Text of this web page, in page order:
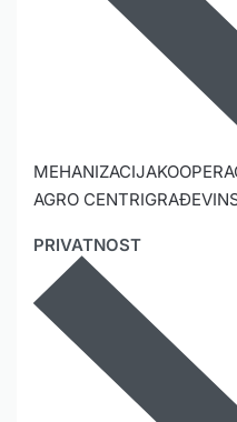
MEHANIZACIJA
AGRO CENTRI
PRIVATNOST